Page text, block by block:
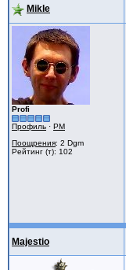
Mikle
Profi
Профиль · PM
Поощрения: 2 Dgm
Рейтинг (т): 102
Majestio